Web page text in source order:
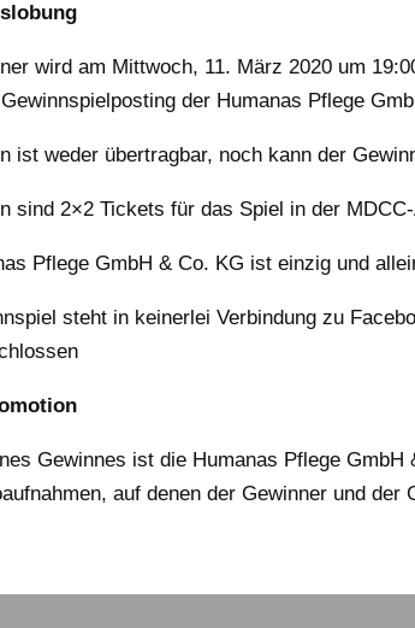
wird am Mittwoch, 11. März 2020 um
der Humanas Pflege
ist weder übertragbar, noch kann der
sind 2×2 Tickets für das Spiel in der
Pflege GmbH & Co. KG ist einzig und
steht in keinerlei Verbindung zu
Gewinnes ist die Humanas Pflege
auf denen der Gewinner und